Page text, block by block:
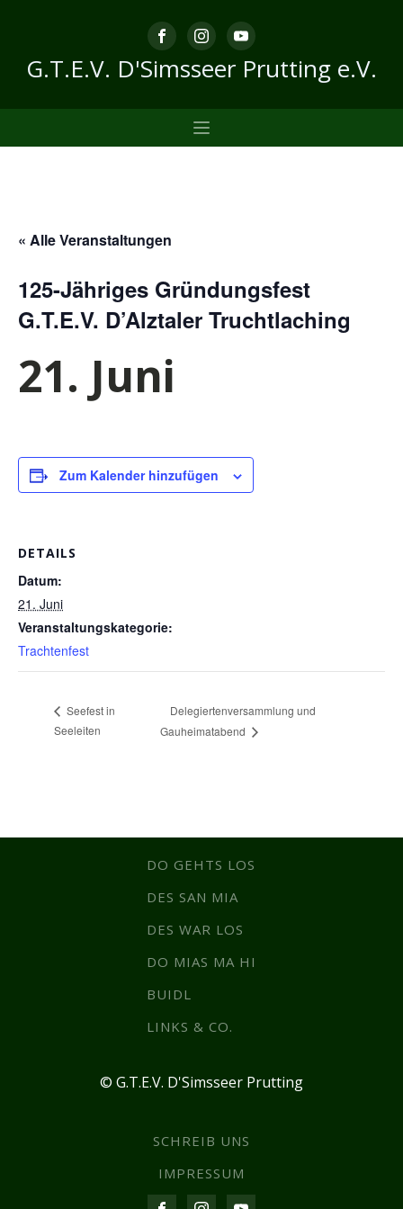
G.T.E.V. D'Simsseer Prutting e.V.
« Alle Veranstaltungen
125-Jähriges Gründungsfest
G.T.E.V. D’Alztaler Truchtlaching
21. Juni
Zum Kalender hinzufügen
DETAILS
Datum:
21. Juni
Veranstaltungskategorie:
Trachtenfest
Seefest in
Seeleiten
Delegiertenversammlung und
Gauheimatabend
DO GEHTS LOS
DES SAN MIA
DES WAR LOS
DO MIAS MA HI
BUIDL
LINKS & CO.
© G.T.E.V. D'Simsseer Prutting
SCHREIB UNS
IMPRESSUM